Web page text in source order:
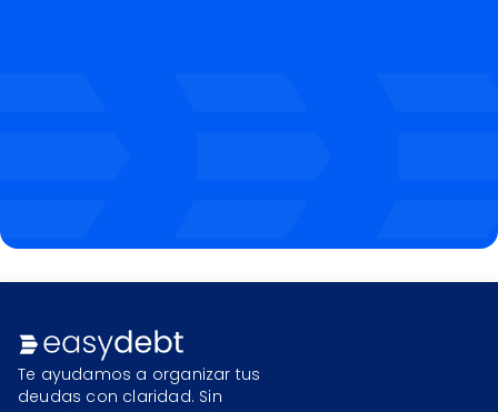
Te ayudamos a organizar tus
deudas con claridad. Sin